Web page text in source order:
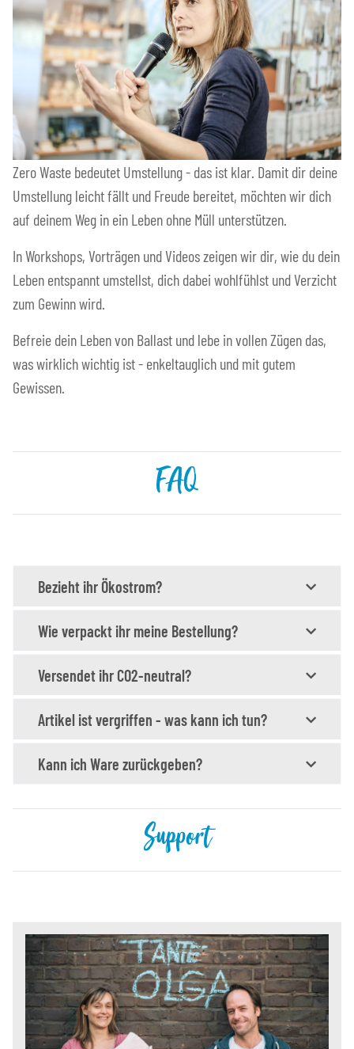
Zero Waste bedeutet Umstellung - das ist klar. Damit dir deine
Umstellung leicht fällt und Freude bereitet, möchten wir dich
auf deinem Weg in ein Leben ohne Müll unterstützen.
In Workshops, Vorträgen und Videos zeigen wir dir, wie du dein
Leben entspannt umstellst, dich dabei wohlfühlst und Verzicht
zum Gewinn wird.
Befreie dein Leben von Ballast und lebe in vollen Zügen das,
was wirklich wichtig ist - enkeltauglich und mit gutem
Gewissen.
FAQ
Bezieht ihr Ökostrom?
Wie verpackt ihr meine Bestellung?
Versendet ihr CO2-neutral?
Artikel ist vergriffen - was kann ich tun?
Kann ich Ware zurückgeben?
Support